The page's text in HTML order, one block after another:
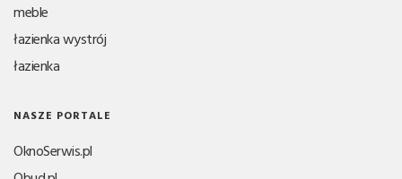
meble
łazienka wystrój
łazienka
NASZE PORTALE
OknoSerwis.pl